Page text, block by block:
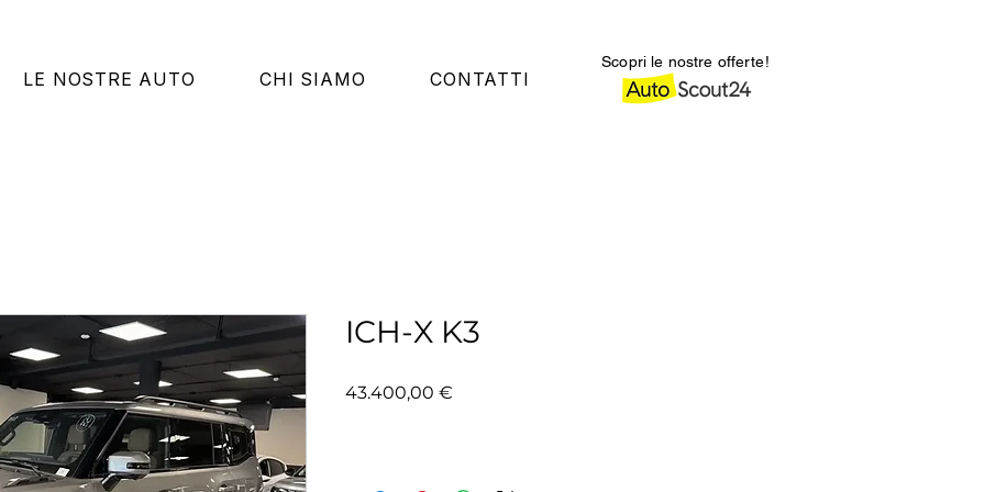
LE NOSTRE AUTO CHI SIAMO CONTATTI
Scopri le nostre offerte!
ICH-X K3
43.400,00 €